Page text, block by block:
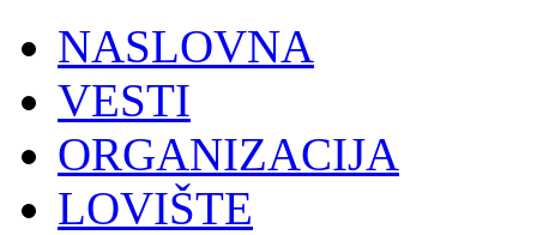
NASLOVNA
VESTI
ORGANIZACIJA
LOVIŠTE